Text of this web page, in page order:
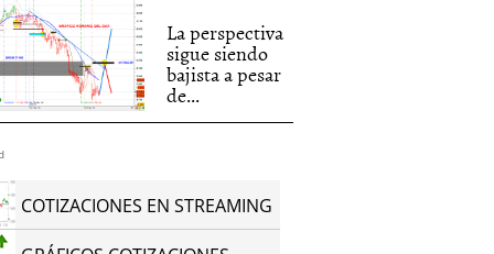
La perspectiva
sigue siendo
bajista a pesar
de...
COTIZACIONES EN STREAMING